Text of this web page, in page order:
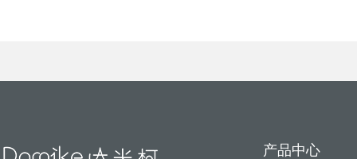
产品中心